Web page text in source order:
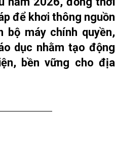
để khơi thông nguồn
bộ máy chính quyền,
dục nhằm tạo động
bền vững cho địa